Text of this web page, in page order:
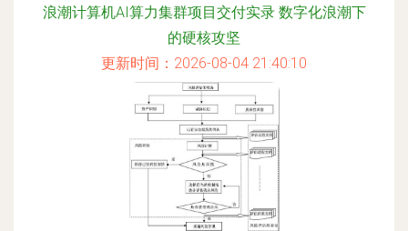
浪潮计算机AI算力集群项目交付实录 数字化浪潮下
的硬核攻坚
更新时间：2026-08-04 21:40:10